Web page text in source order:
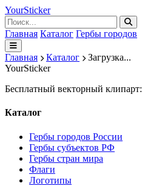
YourSticker
Главная Каталог Гербы городов
Главная Каталог
Загрузка...
YourSticker
Бесплатный векторный
Каталог
Гербы городов России
Гербы субъектов РФ
Гербы стран мира
Флаги
Логотипы